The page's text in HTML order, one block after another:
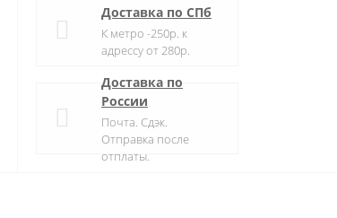
Доставка по СПб
К метро -250р. к
адрессу от 280р.
Доставка по
России
Почта. Сдэк.
Отправка после
отплаты.